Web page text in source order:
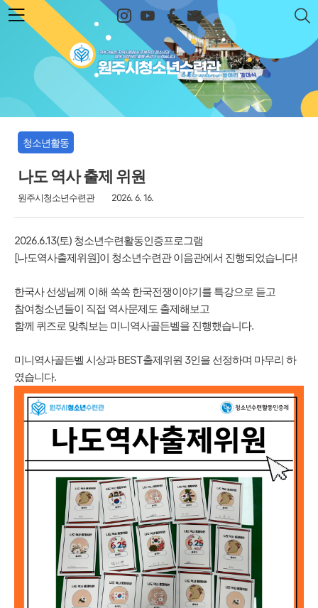
본문 바로가기
원주시청소년수련관
청소년활동
나도 역사 출제 위원
원주시청소년수련관 2026. 6. 16.
2026.6.13(토) 청소년수련활동인증프로그램
[나도역사출제위원]이 청소년수련관 이음관에서 진행되었습니다!
한국사 선생님께 이해 쏙쏙 한국전쟁이야기를 특강으로 듣고
참여청소년들이 직접 역사문제도 출제해보고
함께 퀴즈로 맞춰보는 미니역사골든벨을 진행했습니다.
미니역사골든벨 시상과 BEST출제위원 3인을 선정하며 마무리 하
였습니다.